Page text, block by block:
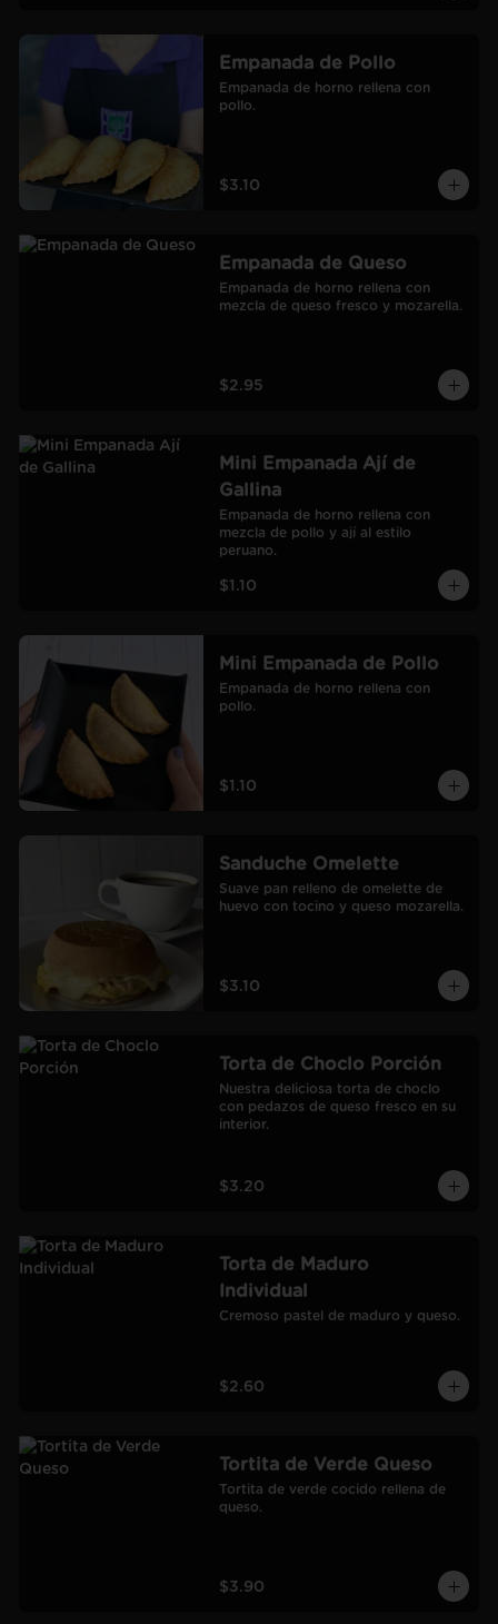
Empanada de Pollo
Empanada de horno rellena con
pollo.
$3.10
Empanada de Queso
Empanada de horno rellena con
mezcla de queso fresco y mozarella.
$2.95
Mini Empanada Ají de
Gallina
Empanada de horno rellena con
mezcla de pollo y ají al estilo
peruano.
$1.10
Mini Empanada de Pollo
Empanada de horno rellena con
pollo.
$1.10
Sanduche Omelette
Suave pan relleno de omelette de
huevo con tocino y queso mozarella.
$3.10
Torta de Choclo Porción
Nuestra deliciosa torta de choclo
con pedazos de queso fresco en su
interior.
$3.20
Torta de Maduro
Individual
Cremoso pastel de maduro y queso.
$2.60
Tortita de Verde Queso
Tortita de verde cocido rellena de
queso.
$3.90